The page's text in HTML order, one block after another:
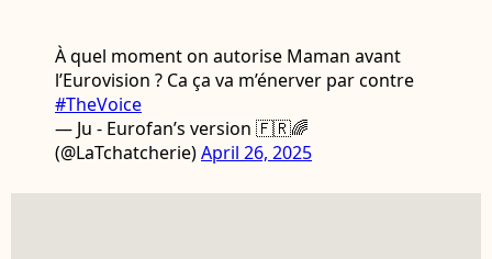
À quel moment on autorise Maman avant
l’Eurovision ? Ca ça va m’énerver par contre
#TheVoice
— Ju - Eurofan’s version 🇫🇷🌈
(@LaTchatcherie)April 26, 2025